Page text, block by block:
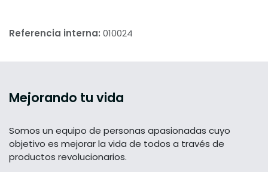
Referencia interna: 010024
Mejorando tu vida
Somos un equipo de personas apasionadas cuyo
objetivo es mejorar la vida de todos a través de
productos revolucionarios.